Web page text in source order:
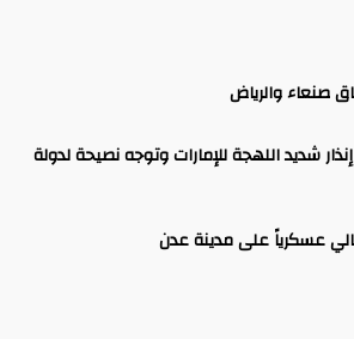
صنعاء والرياض
شديد اللهجة للإمارات وتوجه نصيحة لدولة
عسكرياً على مدينة عدن